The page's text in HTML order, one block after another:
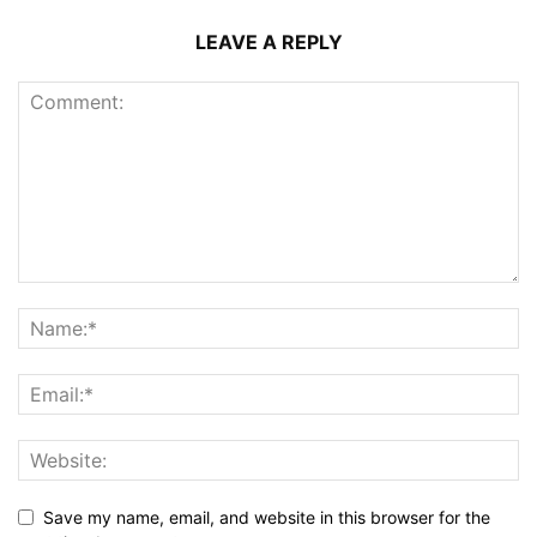
LEAVE A REPLY
Save my name, email, and website in this browser for the